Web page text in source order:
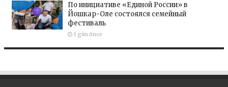
По инициативе «Единой России» в
Йошкар-Оле состоялся семейный
фестиваль
1 gün önce